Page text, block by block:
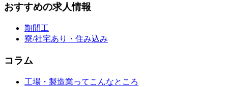
おすすめの求人情報
期間工
寮/社宅あり・住み込み
コラム
工場・製造業ってこんなところ